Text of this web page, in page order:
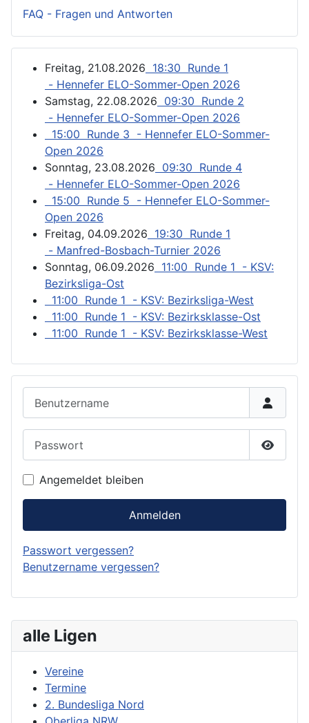
alle Ligen
Vereine
Termine
2. Bundesliga Nord
FAQ - Fragen und Antworten
Freitag, 21.08.2026 18:30 Runde 1
- Hennefer ELO-Sommer-Open 2026
Samstag, 22.08.2026 09:30 Runde 2
- Hennefer ELO-Sommer-Open 2026
15:00 Runde 3 - Hennefer ELO-Sommer-
Open 2026
Sonntag, 23.08.2026 09:30 Runde 4
- Hennefer ELO-Sommer-Open 2026
15:00 Runde 5 - Hennefer ELO-Sommer-
Open 2026
Freitag, 04.09.2026 19:30 Runde 1
- Manfred-Bosbach-Turnier 2026
Sonntag, 06.09.2026 11:00 Runde 1 - KSV:
Bezirksliga-Ost
11:00 Runde 1 - KSV: Bezirksliga-West
11:00 Runde 1 - KSV: Bezirksklasse-Ost
11:00 Runde 1 - KSV: Bezirksklasse-West
Angemeldet bleiben
Anmelden
Passwort vergessen?
Benutzername vergessen?